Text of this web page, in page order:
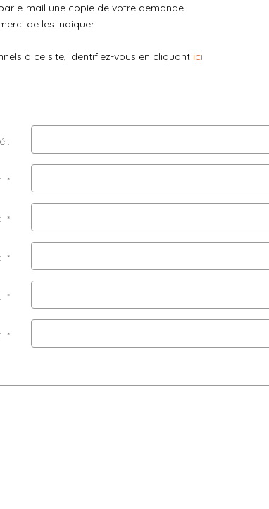
e-mail une copie de votre demande.
de les indiquer.
à ce site, identifiez-vous en cliquant ici
:
*
*
*
*
*